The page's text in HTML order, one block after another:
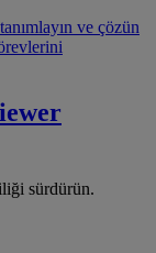
ve çözün
sürdürün.